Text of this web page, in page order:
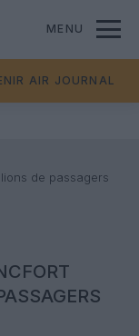
MENU
AIR JOURNAL
de passagers